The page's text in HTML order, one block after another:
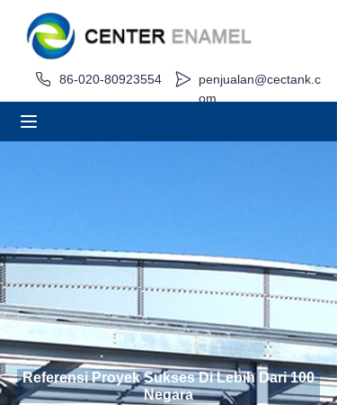
86-020-80923554
penjualan@cectank.c
om
Referensi Proyek Sukses Di Lebih Dari 100
Negara
Rumah
Tentang
Kasus Proyek
Minta Penawaran
Berita
Kontak